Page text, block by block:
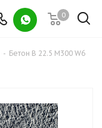
0
- Бетон B 22.5 М300 W6